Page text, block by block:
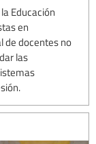
Educación
en
de docentes no
las